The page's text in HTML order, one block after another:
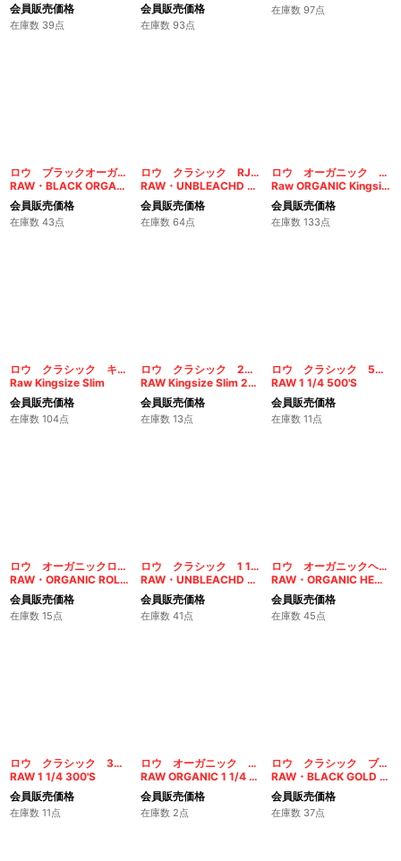
会員販売価格
在庫数 39点
会員販売価格
在庫数 93点
在庫数 97点
ロウ ブラックオーガニック 1 1/4
RAW・BLACK ORGANIC 1 1/4
会員販売価格
在庫数 43点
ロウ クラシック RJB 1 1/4
RAW・UNBLEACHD HEMP 1 1/4
会員販売価格
在庫数 64点
ロウ オーガニック キングサイズ スリム
Raw ORGANIC Kingsize Slim
会員販売価格
在庫数 133点
ロウ クラシック キングサイズ スリム
Raw Kingsize Slim
会員販売価格
在庫数 104点
ロウ クラシック 200枚入り
RAW Kingsize Slim 200'S
会員販売価格
在庫数 13点
ロウ クラシック 500枚入り
RAW 1 1/4 500'S
会員販売価格
在庫数 11点
ロウ オーガニックロールズ
RAW・ORGANIC ROLLS
会員販売価格
在庫数 15点
ロウ クラシック 1 1/4
RAW・UNBLEACHD HEMP 1 1/4
会員販売価格
在庫数 41点
ロウ オーガニックヘンプ1 1/4
RAW・ORGANIC HEMP 1 1/4
会員販売価格
在庫数 45点
ロウ クラシック 300枚入り
RAW 1 1/4 300'S
会員販売価格
在庫数 11点
ロウ オーガニック 300枚入り
RAW ORGANIC 1 1/4 300'S
会員販売価格
在庫数 2点
ロウ クラシック ブラックゴールド シングル
RAW・BLACK GOLD SINGLE
会員販売価格
在庫数 37点